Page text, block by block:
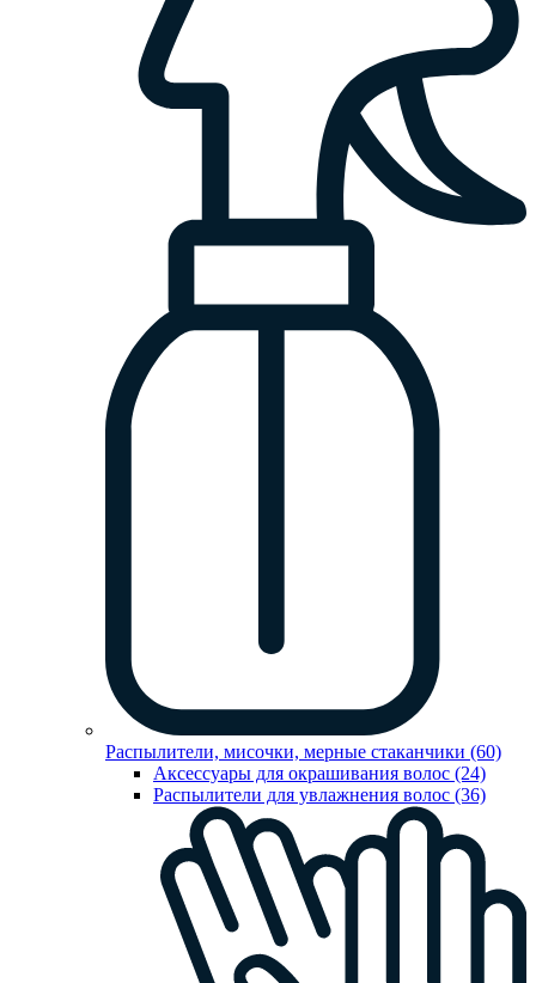
Распылители, мисочки, мерные стаканчики (60)
Аксессуары для окрашивания волос (24)
Распылители для увлажнения волос (36)